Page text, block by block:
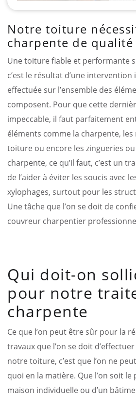
Notre toiture
charpente de qualité
Une toiture fiable et performante
c’est le résultat d’une intervention
effectuée sur l’ensemble des
composent. Pour que cette
impeccable, il faut parfaitement
éléments comme la charpente,
toiture ou encore les zingueries
charpente, ce qu’il faut, c’est un
de l’aider à éviter les soucis avec
xylophages, surtout pour les
Une tâche que l’on se doit de
couvreur charpentier
Qui doit-on
pour notre
charpente
Ce que l’on peut être sûr pour la
travaux que l’on se doit
notre toiture, c’est que l’on ne
quoi en la matière. Que l’on soit le
maison individuelle ou d’un